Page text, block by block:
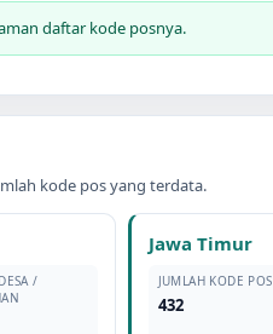
daftar kode posnya.
kode pos yang terdata.
/
Jawa Timur
JUMLAH KODE POS
432